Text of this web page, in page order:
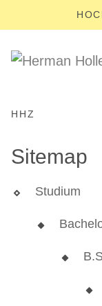
HHZ
Sitemap
Studium